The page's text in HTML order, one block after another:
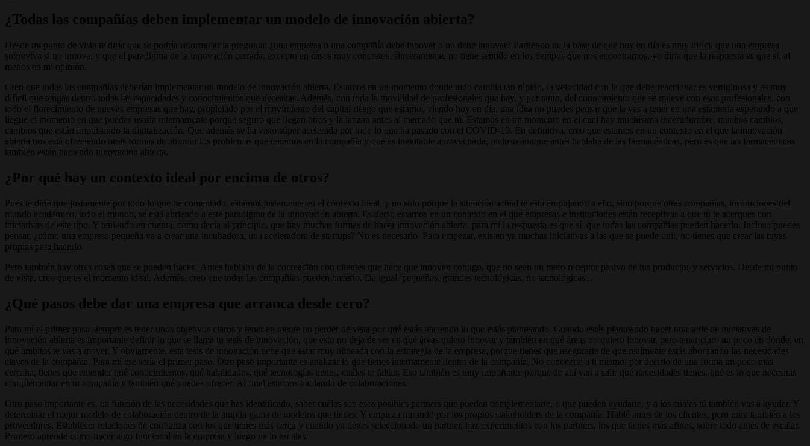
¿Todas las compañías deben implementar un modelo de innovación abierta?
Desde mi punto de vista te diría que se podría reformular la pregunta: ¿una empresa o una compañía debe innovar o no debe innovar? Partiendo de la base de que hoy en día es muy difícil que una empresa
sobreviva si no innova, y que el paradigma de la innovación cerrada, excepto en casos muy concretos, sinceramente, no tiene sentido en los tiempos que nos encontramos, yo diría que la respuesta es que sí, al
menos en mi opinión.
Creo que todas las compañías deberían implementar un modelo de innovación abierta. Estamos en un momento donde todo cambia tan rápido, la velocidad con la que debe reaccionar es vertiginosa y es muy
difícil que tengas dentro todas las capacidades y conocimientos que necesitas. Además, con toda la movilidad de profesionales que hay, y por tanto, del conocimiento que se mueve con esos profesionales, con
todo el florecimiento de nuevas empresas que hay, propiciado por el movimiento del capital riesgo que estamos viendo hoy en día, una idea no puedes pensar que la vas a tener en una estantería esperando a que
llegue el momento en que puedas usarla internamente porque seguro que llegan otros y la lanzan antes al mercado que tú. Estamos en un momento en el cual hay muchísima incertidumbre, muchos cambios,
cambios que están impulsando la digitalización. Que además se ha visto súper acelerada por todo lo que ha pasado con el COVID-19. En definitiva, creo que estamos en un contexto en el que la innovación
abierta nos está ofreciendo otras formas de abordar los problemas que tenemos en la compañía y que es inevitable aprovecharla, incluso aunque antes hablaba de las farmacéuticas, pero es que las farmacéuticas
también están haciendo innovación abierta.
¿Por qué hay un contexto ideal por encima de otros?
Pues te diría que justamente por todo lo que he comentado, estamos justamente en el contexto ideal, y no sólo porque la situación actual te está empujando a ello, sino
porque otras compañías, instituciones del
mundo académico, todo el mundo, se está abriendo a este paradigma de la innovación abierta. Es decir, estamos en un contexto en el que empresas e instituciones están receptivas a que tú te acerques con
iniciativas de este tipo. Y teniendo en cuenta, como decía al principio, que hay muchas formas de hacer innovación abierta, para mí la respuesta es que sí, que todas las compañías pueden hacerlo. Incluso puedes
pensar, ¿cómo una empresa pequeña va a crear una incubadora, una aceleradora de startups? No es necesario. Para empezar, existen ya muchas iniciativas a las que se puede unir, no tienes que crear las tuyas
propias para hacerlo.
Pero también hay otras cosas que se pueden hacer. Antes hablaba de la cocreación con clientes que hace que innoven contigo, que no sean un mero receptor pasivo de tus productos y servicios. Desde mi punto
de vista, creo que es el momento ideal. Además, creo que todas las compañías pueden hacerlo. Da igual. pequeñas, grandes tecnológicas, no tecnológicas...
¿Qué pasos debe dar una empresa que arranca desde cero?
Para mí el primer paso siempre es tener unos objetivos claros y tener en mente no perder de vista por qué estás haciendo lo que estás planteando. Cuando estás planteando hacer una serie de iniciativas de
innovación abierta es importante definir lo que se llama tu tesis de innovación, que esto no deja de ser en qué áreas quiero innovar y también en qué áreas no quiero innovar, pero tener claro un poco en dónde, en
qué ámbitos te vas a mover. Y obviamente, esta tesis de innovación tiene que estar muy alineada con la estrategia de la empresa, porque tienes que asegurarte de que realmente estás abordando las necesidades
claves de la compañía. Para mí ese sería el primer paso. Otro paso importante es analizar lo que tienes internamente dentro de la compañía. No conocerte a ti mismo, por decirlo de una forma un poco más
cercana, tienes que entender qué conocimientos, qué habilidades, qué tecnologías tienes, cuáles te faltan. Eso también es muy importante porque de ahí van a salir qué necesidades tienes, qué es lo que necesitas
complementar en tu compañía y también qué puedes ofrecer. Al final estamos hablando de colaboraciones.
Otro paso importante es, en función de las necesidades que has identificado, saber cuáles son esos posibles partners que pueden complementarte, o que pueden ayudarte, y a los cuales tú también vas a ayudar. Y
determinar el mejor modelo de colaboración dentro de la amplia gama de modelos que tienes. Y empieza mirando por los propios stakeholders de la compañía. Hablé antes de los clientes, pero mira también a los
proveedores. Establecer relaciones de confianza con los que tienes más cerca y cuando ya tienes seleccionado un partner, haz experimentos con los partners, los que tienes más afines, sobre todo antes de escalar.
Primero aprende cómo hacer algo funcional en la empresa y luego ya lo escalas.